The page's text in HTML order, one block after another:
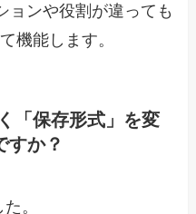
ョンや役割が違っても
機能します。
「保存形式」を変
すか？
。